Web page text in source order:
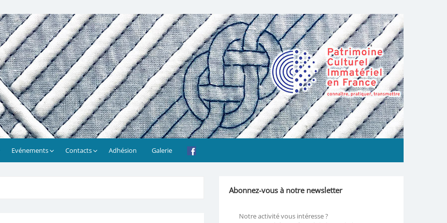
Evénements Contacts Adhésion Galerie
Abonnez-vous à notre newsletter
Notre activité vous intéresse ?